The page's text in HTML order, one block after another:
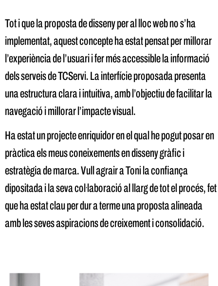
Tot i que la proposta de disseny per al lloc web no s’ha
implementat, aquest concepte ha estat pensat per millorar
l’experiència de l’usuari i fer més accessible la informació
dels serveis de TCServi. La interfície proposada presenta
una estructura clara i intuitiva, amb l’objectiu de facilitar la
navegació i millorar l’impacte visual.
Ha estat un projecte enriquidor en el qual he pogut posar en
pràctica els meus coneixements en disseny gràfic i
estratègia de marca. Vull agrair a Toni la confiança
dipositada i la seva col·laboració al llarg de tot el procés, fet
que ha estat clau per dur a terme una proposta alineada
amb les seves aspiracions de creixement i consolidació.